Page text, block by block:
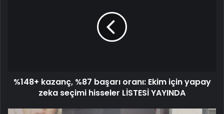
%148+ kazanç, %87 başarı oranı: Ekim için yapay
zeka seçimi hisseler LİSTESİ YAYINDA